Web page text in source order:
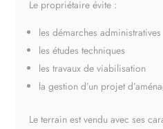
Le propriétaire évite :
les démarches administratives
les études techniques
les travaux de viabilisation
la gestion d’un projet
Le terrain est vendu avec ses